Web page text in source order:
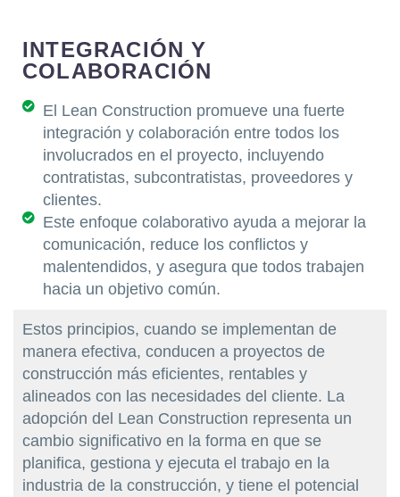
INTEGRACIÓN Y
COLABORACIÓN
El Lean Construction promueve una fuerte
integración y colaboración entre todos los
involucrados en el proyecto, incluyendo
contratistas, subcontratistas, proveedores y
clientes.
Este enfoque colaborativo ayuda a mejorar la
comunicación, reduce los conflictos y
malentendidos, y asegura que todos trabajen
hacia un objetivo común.
Estos principios, cuando se implementan de
manera efectiva, conducen a proyectos de
construcción más eficientes, rentables y
alineados con las necesidades del cliente. La
adopción del Lean Construction representa un
cambio significativo en la forma en que se
planifica, gestiona y ejecuta el trabajo en la
industria de la construcción, y tiene el potencial